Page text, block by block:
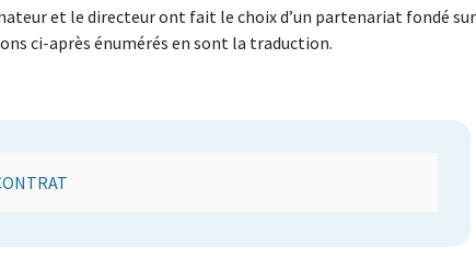
et le directeur ont fait le choix d’un partenariat fondé
ci-après énumérés en sont la traduction.